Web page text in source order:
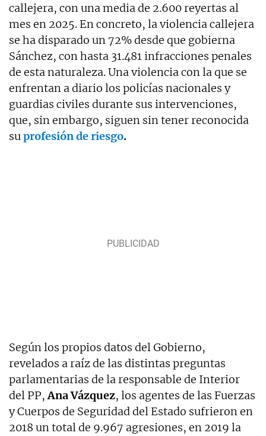
callejera, con una media de 2.600 reyertas al
mes en 2025. En concreto, la violencia callejera
se ha disparado un 72% desde que gobierna
Sánchez, con hasta 31.481 infracciones penales
de esta naturaleza. Una violencia con la que se
enfrentan a diario los policías nacionales y
guardias civiles durante sus intervenciones,
que, sin embargo, siguen sin tener reconocida
suprofesión de riesgo.
Según los propios datos del Gobierno,
revelados a raíz de las distintas preguntas
parlamentarias de la responsable de Interior
del PP,Ana Vázquez, los agentes de las Fuerzas
y Cuerpos de Seguridad del Estado sufrieron en
2018 un total de 9.967 agresiones, en 2019 la